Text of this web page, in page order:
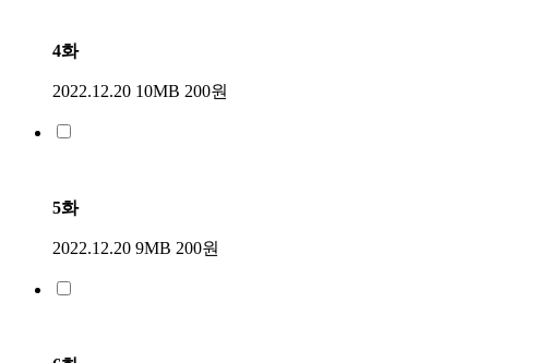
4화
2022.12.20 10MB 200원
5화
2022.12.20 9MB 200원